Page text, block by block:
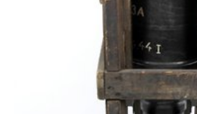
Nederland (23)
Duitsland (16)
Europa (16)